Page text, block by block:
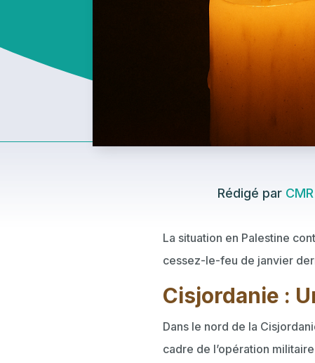
Rédigé par CMR
La situation en Palestine
cessez-le-feu de janvier
Cisjordanie :
Dans le nord de la
cadre de l’opération